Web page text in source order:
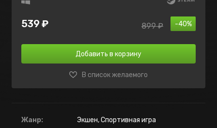
539 ₽ -40%
899 ₽
Добавить в корзину
В список желаемого
Жанр:
Экшен, Спортивная игра